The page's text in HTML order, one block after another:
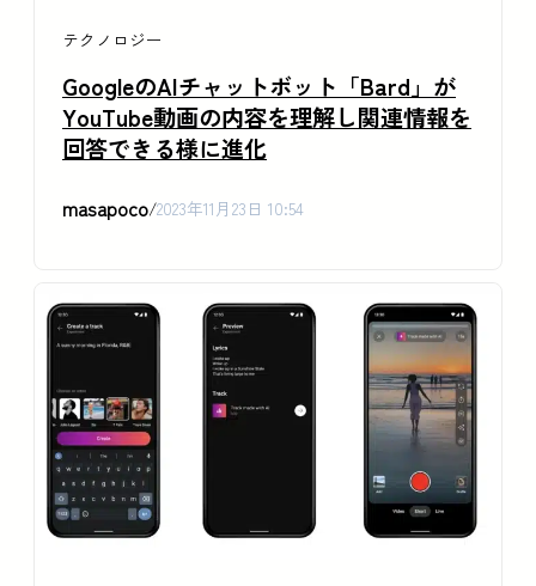
テクノロジー
GoogleのAIチャットボット「Bard」が
YouTube動画の内容を理解し関連情報を
回答できる様に進化
masapoco/2023年11月23日 10:54